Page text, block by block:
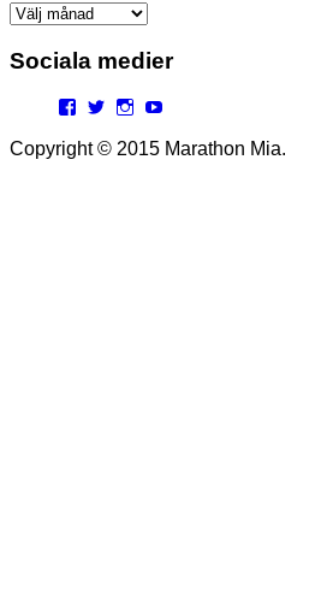
Arkiv
Sociala medier
Facebook
TwitterInstagram
Copyright © 2015 Marathon Mia.